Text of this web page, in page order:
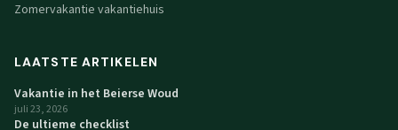
Zomervakantie vakantiehuis
LAATSTE ARTIKELEN
Vakantie in het Beierse Woud
juli 23, 2026
De ultieme checklist